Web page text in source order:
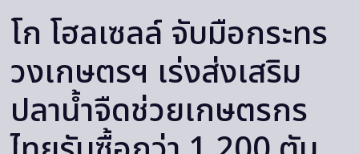
โก โฮลเซลล์ จับมือกระทร
วงเกษตรฯ เร่งส่งเสริม
ปลาน้ำจืดช่วยเกษตรกร